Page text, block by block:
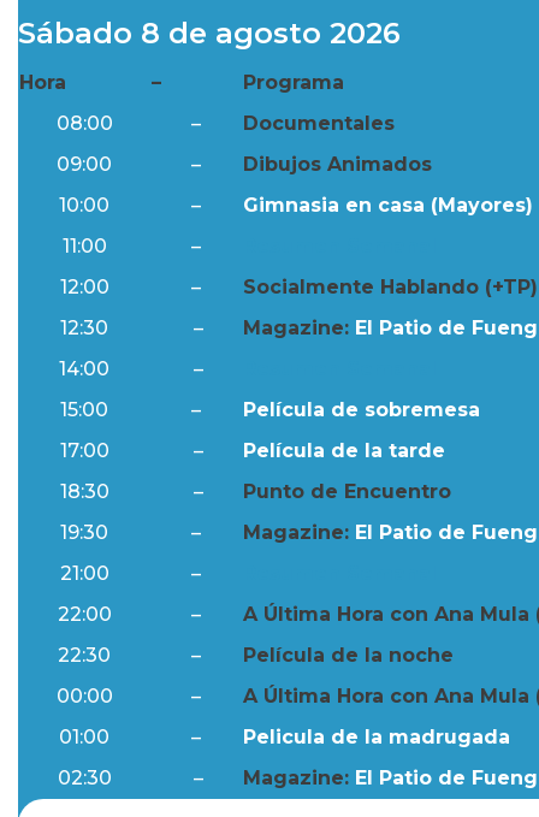
Sábado 8 de agosto 2026
Hora –
Programa
08:00
–
Documentales
09:00
–
Dibujos Animados
10:00
–
Gimnasia en casa (Mayores)
11:00
–
12:00
–
Socialmente Hablando (+TP)
12:30
– Magazine: El Patio de
14:00
–
15:00
–
Película de sobremesa
17:00
–
Película de la tarde
18:30
–
Punto de Encuentro
19:30
– Magazine: El Patio de
21:00
–
22:00
–
A Última Hora con Ana Mula
22:30
–
Película de la noche
00:00
–
A Última Hora con Ana Mula
01:00
–
Pelicula de la madrugada
02:30
– Magazine: El Patio de